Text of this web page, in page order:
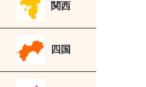
関西
四国